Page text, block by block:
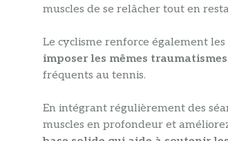
muscles de se relâcher tout en
Le cyclisme renforce également
imposer les mêmes
fréquents au tennis.
En intégrant régulièrement des
muscles en profondeur et